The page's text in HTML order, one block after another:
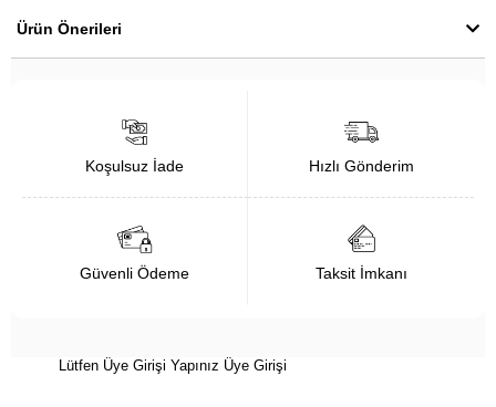
Ürün Önerileri
Koşulsuz İade Hızlı Gönderim
Güvenli Ödeme Taksit İmkanı
Lütfen Üye Girişi Yapınız Üye Girişi